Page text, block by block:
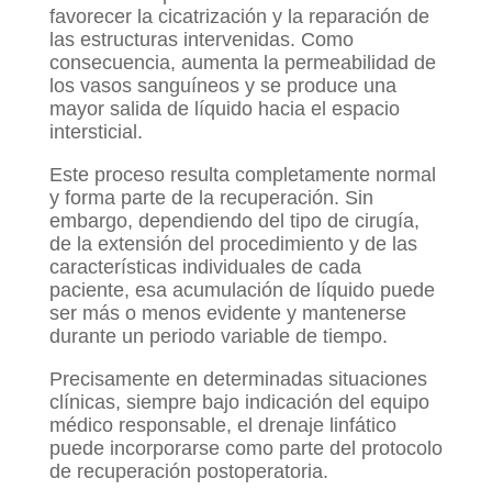
favorecer la cicatrización y la reparación de
las estructuras intervenidas. Como
consecuencia, aumenta la permeabilidad de
los vasos sanguíneos y se produce una
mayor salida de líquido hacia el espacio
intersticial.
Este proceso resulta completamente normal
y forma parte de la recuperación. Sin
embargo, dependiendo del tipo de cirugía,
de la extensión del procedimiento y de las
características individuales de cada
paciente, esa acumulación de líquido puede
ser más o menos evidente y mantenerse
durante un periodo variable de tiempo.
Precisamente en determinadas situaciones
clínicas, siempre bajo indicación del equipo
médico responsable, el drenaje linfático
puede incorporarse como parte del protocolo
de recuperación postoperatoria.